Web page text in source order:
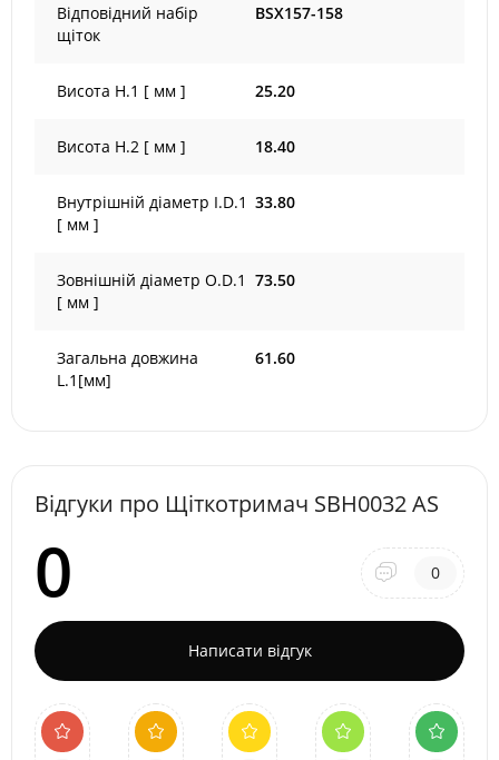
Відповідний набір
щіток
BSX157-158
Висота H.1 [ мм ] 25.20
Висота H.2 [ мм ] 18.40
Внутрішній діаметр I.D.1
[ мм ]
33.80
Зовнішній діаметр O.D.1
[ мм ]
73.50
Загальна довжина
L.1[мм]
61.60
Відгуки про Щіткотримач SBH0032 AS
0 0
Написати відгук